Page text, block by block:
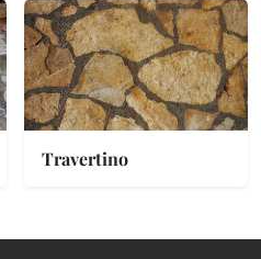
Travertino